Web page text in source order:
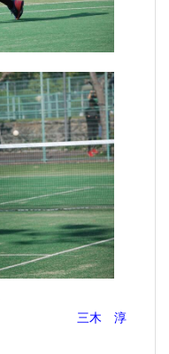
淳